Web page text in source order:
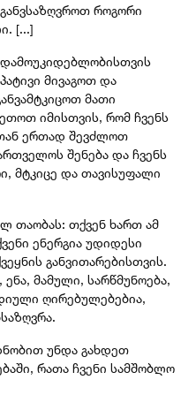
განვსაზღვროთ როგორი
[...]
დამოუკიდებლობისთვის
პატივი მივაგოთ და
მათი
იმისთვის, რომ ჩვენს
ერთად შევძლოთ
შენება და ჩვენს
, მტკიცე და თავისუფალი
თაობას: თქვენ ხართ ამ
ენერგია უდიდესი
განვითარებისთვის.
მამული, სარწმუნოება,
ღირებულებებია,
უნდა გახდეთ
რათა ჩვენი სამშობლო